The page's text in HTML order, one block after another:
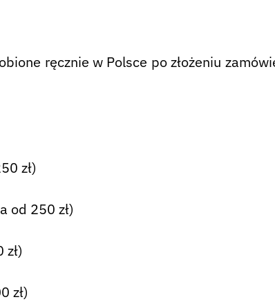
ręcznie w Polsce po złożeniu
zł)
od 250 zł)
zł)